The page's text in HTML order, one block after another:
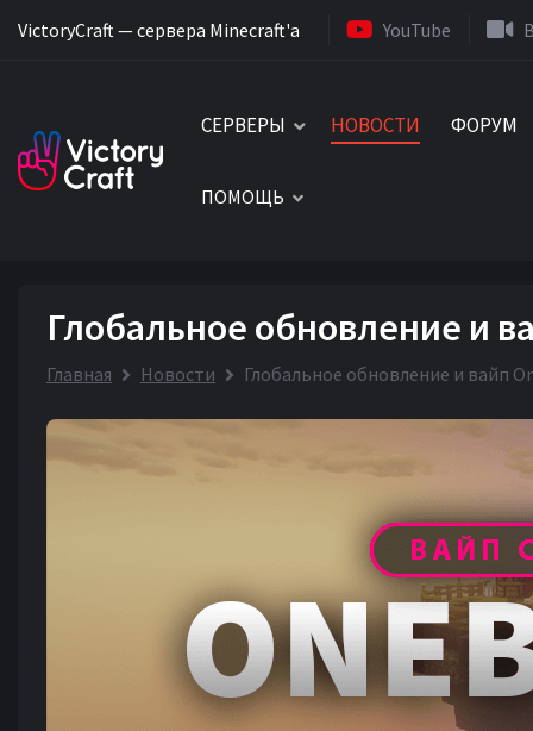
VictoryCraft — сервера Minecraft'a YouTube
СЕРВЕРЫ НОВОСТИ ФОРУМ
ПОМОЩЬ
Глобальное обновление и
Главная Новости Глобальное обновление и вайп